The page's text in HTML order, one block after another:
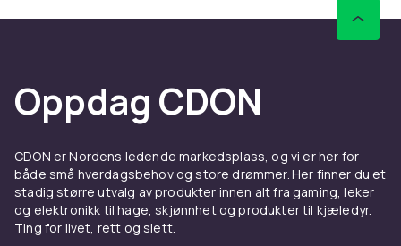
Oppdag CDON
CDON er Nordens ledende markedsplass, og vi er her for
både små hverdagsbehov og store drømmer. Her finner du et
stadig større utvalg av produkter innen alt fra gaming, leker
og elektronikk til hage, skjønnhet og produkter til kjæledyr.
Ting for livet, rett og slett.